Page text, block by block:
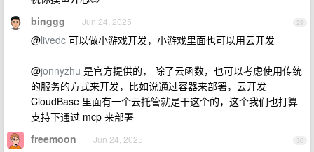
29
binggg Jun 24, 2025
@livedc 可以做小游戏开发，小游戏里面也可以用云开发
@jonnyzhu 是官方提供的， 除了云函数，也可以考虑使用传统
的服务的方式来开发，比如说通过容器来部署，云开发
CloudBase 里面有一个云托管就是干这个的，这个我们也打算
支持下通过 mcp 来部署
30
freemoon Jun 24, 2025